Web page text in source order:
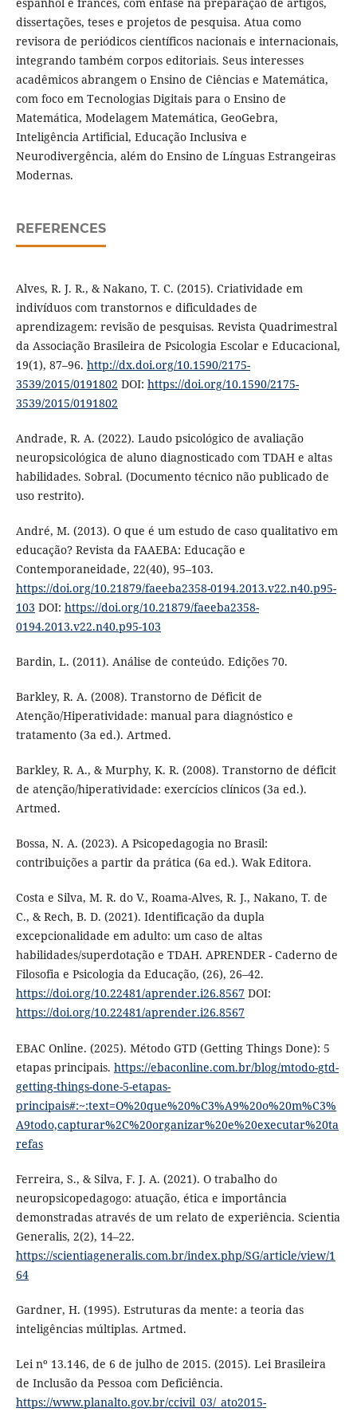
espanhol e francês, com ênfase na preparação de artigos,
dissertações, teses e projetos de pesquisa. Atua como
revisora de periódicos científicos nacionais e internacionais,
integrando também corpos editoriais. Seus interesses
acadêmicos abrangem o Ensino de Ciências e Matemática,
com foco em Tecnologias Digitais para o Ensino de
Matemática, Modelagem Matemática, GeoGebra,
Inteligência Artificial, Educação Inclusiva e
Neurodivergência, além do Ensino de Línguas Estrangeiras
Modernas.
REFERENCES
Alves, R. J. R., & Nakano, T. C. (2015). Criatividade em
indivíduos com transtornos e dificuldades de
aprendizagem: revisão de pesquisas. Revista Quadrimestral
da Associação Brasileira de Psicologia Escolar e Educacional,
19(1), 87–96. http://dx.doi.org/10.1590/2175-
3539/2015/0191802 DOI: https://doi.org/10.1590/2175-
3539/2015/0191802
Andrade, R. A. (2022). Laudo psicológico de avaliação
neuropsicológica de aluno diagnosticado com TDAH e altas
habilidades. Sobral. (Documento técnico não publicado de
uso restrito).
André, M. (2013). O que é um estudo de caso qualitativo em
educação? Revista da FAAEBA: Educação e
Contemporaneidade, 22(40), 95–103.
https://doi.org/10.21879/faeeba2358-0194.2013.v22.n40.p95-
103 DOI: https://doi.org/10.21879/faeeba2358-
0194.2013.v22.n40.p95-103
Bardin, L. (2011). Análise de conteúdo. Edições 70.
Barkley, R. A. (2008). Transtorno de Déficit de
Atenção/Hiperatividade: manual para diagnóstico e
tratamento (3a ed.). Artmed.
Barkley, R. A., & Murphy, K. R. (2008). Transtorno de déficit
de atenção/hiperatividade: exercícios clínicos (3a ed.).
Artmed.
Bossa, N. A. (2023). A Psicopedagogia no Brasil:
contribuições a partir da prática (6a ed.). Wak Editora.
Costa e Silva, M. R. do V., Roama-Alves, R. J., Nakano, T. de
C., & Rech, B. D. (2021). Identificação da dupla
excepcionalidade em adulto: um caso de altas
habilidades/superdotação e TDAH. APRENDER - Caderno de
Filosofia e Psicologia da Educação, (26), 26–42.
https://doi.org/10.22481/aprender.i26.8567DOI:
https://doi.org/10.22481/aprender.i26.8567
EBAC Online. (2025). Método GTD (Getting Things Done): 5
etapas principais. https://ebaconline.com.br/blog/mtodo-gtd-
getting-things-done-5-etapas-
principais#:~:text=O%20que%20%C3%A9%20o%20m%C3%
A9todo,capturar%2C%20organizar%20e%20executar%20ta
refas
Ferreira, S., & Silva, F. J. A. (2021). O trabalho do
neuropsicopedagogo: atuação, ética e importância
demonstradas através de um relato de experiência. Scientia
Generalis, 2(2), 14–22.
https://scientiageneralis.com.br/index.php/SG/article/view/1
64
Gardner, H. (1995). Estruturas da mente: a teoria das
inteligências múltiplas. Artmed.
Lei nº 13.146, de 6 de julho de 2015. (2015). Lei Brasileira
de Inclusão da Pessoa com Deficiência.
https://www.planalto.gov.br/ccivil_03/_ato2015-